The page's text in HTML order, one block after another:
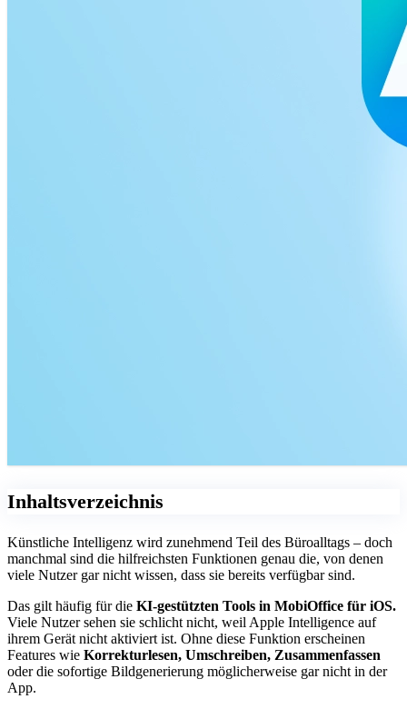
Inhaltsverzeichnis
Künstliche Intelligenz wird zunehmend Teil des Büroalltags – doch
manchmal sind die hilfreichsten Funktionen genau die, von denen
viele Nutzer gar nicht wissen, dass sie bereits verfügbar sind.
Das gilt häufig für die KI-gestützten Tools in MobiOffice für iOS.
Viele Nutzer sehen sie schlicht nicht, weil Apple Intelligence auf
ihrem Gerät nicht aktiviert ist. Ohne diese Funktion erscheinen
Features wie Korrekturlesen, Umschreiben, Zusammenfassen
oder die sofortige Bildgenerierung möglicherweise gar nicht in der
App.